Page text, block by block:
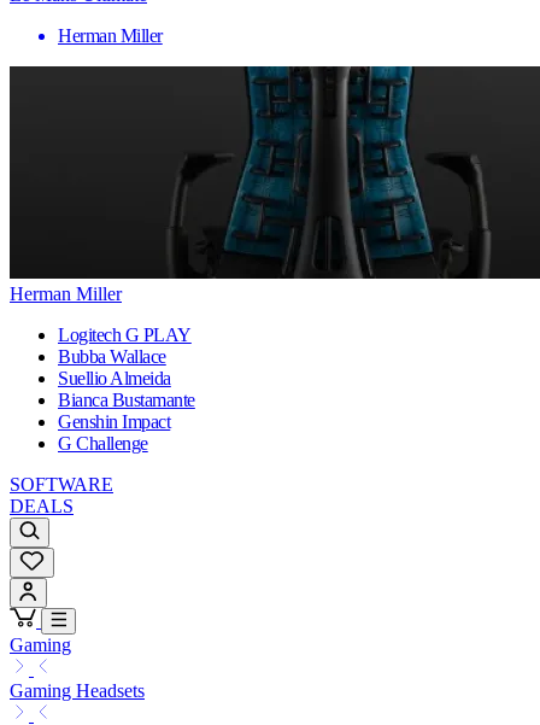
Herman Miller
Herman Miller
Logitech G PLAY
Bubba Wallace
Suellio Almeida
Bianca Bustamante
Genshin Impact
G Challenge
SOFTWARE
DEALS
Gaming
Gaming Headsets